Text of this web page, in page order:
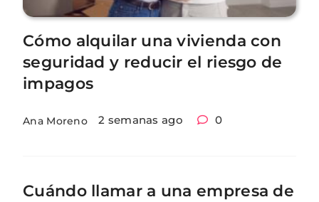
Cómo alquilar una vivienda con
seguridad y reducir el riesgo de
impagos
Ana Moreno 2 semanas ago 0
Cuándo llamar a una empresa de